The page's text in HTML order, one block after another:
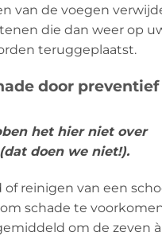
van de voegen
die dan weer op
teruggeplaatst.
door
het hier niet over
doen we niet!).
reinigen van een
schade te
om de zeven